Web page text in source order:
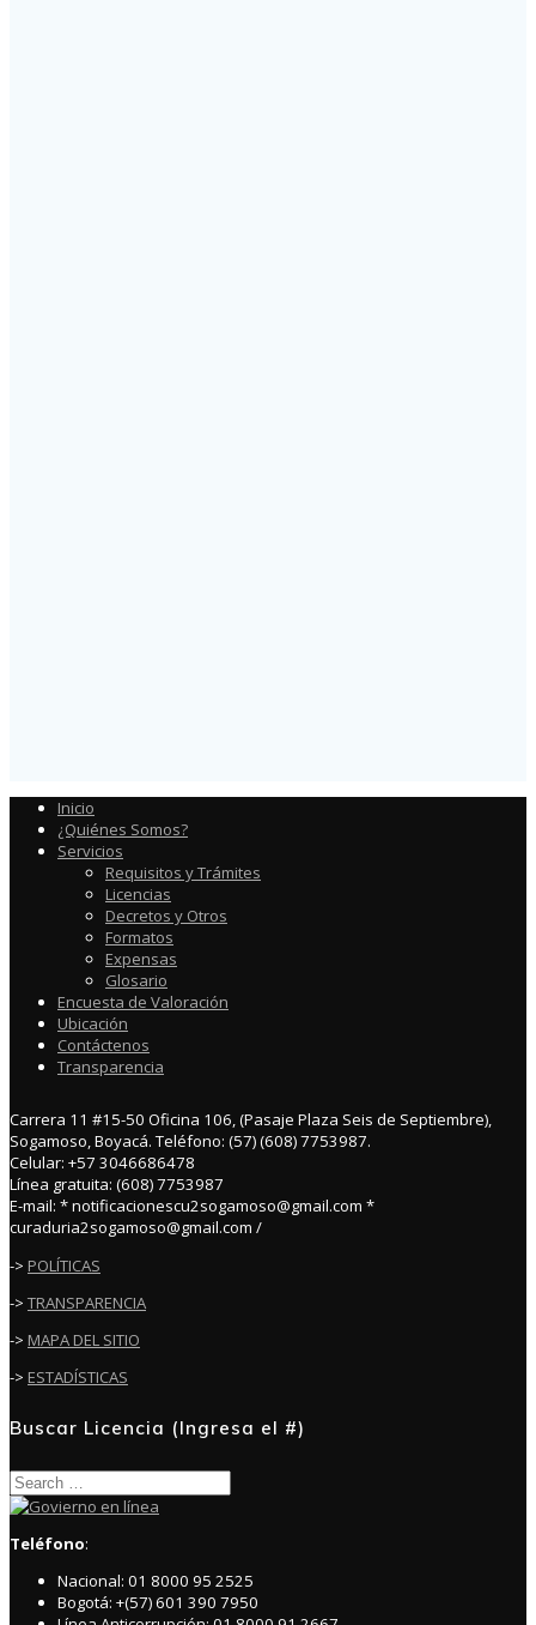
Inicio
¿Quiénes Somos?
Servicios
Requisitos y Trámites
Licencias
Decretos y Otros
Formatos
Expensas
Glosario
Encuesta de Valoración
Ubicación
Contáctenos
Transparencia
Carrera 11 #15-50 Oficina 106, (Pasaje Plaza Seis de Septiembre),
Sogamoso, Boyacá. Teléfono: (57) (608) 7753987.
Celular: +57 3046686478
Línea gratuita: (608) 7753987
E-mail: * notificacionescu2sogamoso@gmail.com *
curaduria2sogamoso@gmail.com /
-> POLÍTICAS
-> TRANSPARENCIA
-> MAPA DEL SITIO
-> ESTADÍSTICAS
Buscar Licencia (Ingresa el #)
Search
for:
Teléfono:
Nacional: 01 8000 95 2525
Bogotá: +(57) 601 390 7950